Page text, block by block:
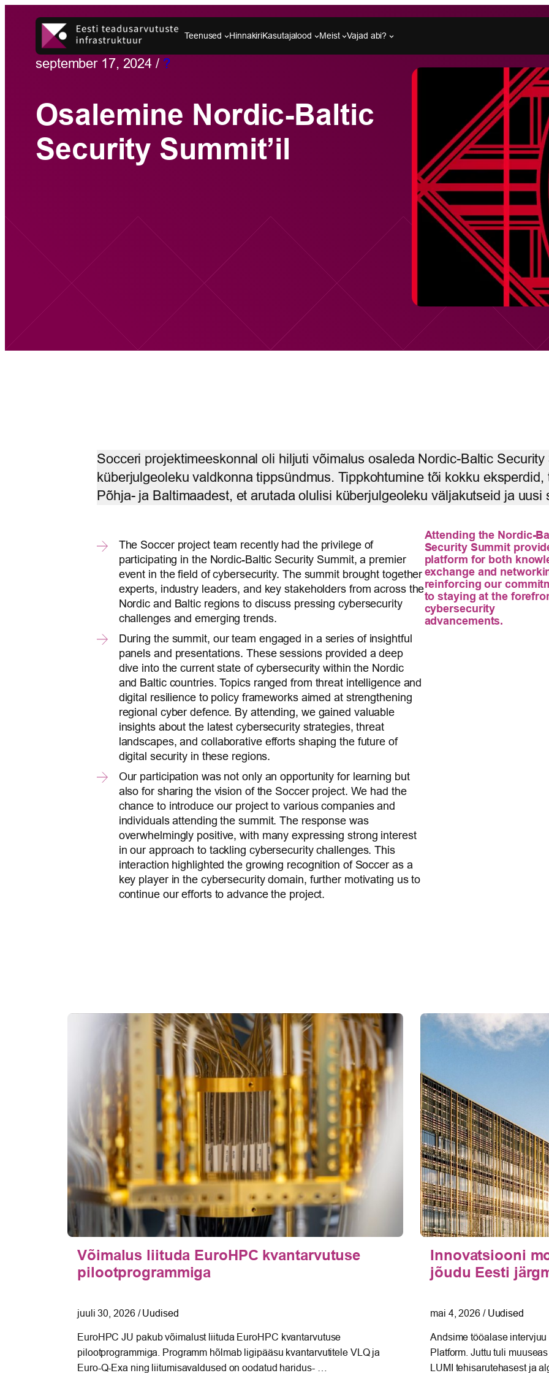
juurde
Teenused HinnakiriKasutajalood Meist Vajad abi?
september 17, 2024 / ?
Osalemine Nordic-Baltic
Security Summit’il
Socceri projektimeeskonnal oli hiljuti võimalus osaleda Nordic-Baltic Security
küberjulgeoleku valdkonna tippsündmus. Tippkohtumine tõi kokku
Põhja- ja Baltimaadest, et arutada olulisi küberjulgeoleku väljakutseid ja uusi
The Soccer project team recently had the privilege of
participating in the Nordic-Baltic Security Summit, a premier
event in the field of cybersecurity. The summit brought together
experts, industry leaders, and key stakeholders from across the
Nordic and Baltic regions to discuss pressing cybersecurity
challenges and emerging trends.
During the summit, our team engaged in a series of insightful
panels and presentations. These sessions provided a deep
dive into the current state of cybersecurity within the Nordic
and Baltic countries. Topics ranged from threat intelligence and
digital resilience to policy frameworks aimed at strengthening
regional cyber defence. By attending, we gained valuable
insights about the latest cybersecurity strategies, threat
landscapes, and collaborative efforts shaping the future of
digital security in these regions.
Our participation was not only an opportunity for learning but
also for sharing the vision of the Soccer project. We had the
chance to introduce our project to various companies and
individuals attending the summit. The response was
overwhelmingly positive, with many expressing strong interest
in our approach to tackling cybersecurity challenges. This
interaction highlighted the growing recognition of Soccer as a
key player in the cybersecurity domain, further motivating us to
continue our efforts to advance the project.
Attending the Nordic-
Security Summit
platform for both
exchange and
reinforcing our
to staying at the
cybersecurity
advancements.
Võimalus liituda EuroHPC kvantarvutuse
pilootprogrammiga
juuli 30, 2026 /Uudised
EuroHPC JU pakub võimalust liituda EuroHPC kvantarvutuse
pilootprogrammiga. Programm hõlmab ligipääsu kvantarvutitele VLQ ja
Euro-Q-Exa ning liitumisavaldused on oodatud haridus- …
Innovatsiooni
jõudu Eesti
mai 4, 2026 / Uudised
Andsime tööalase
Platform. Juttu tuli
LUMI tehisarutehasest ja